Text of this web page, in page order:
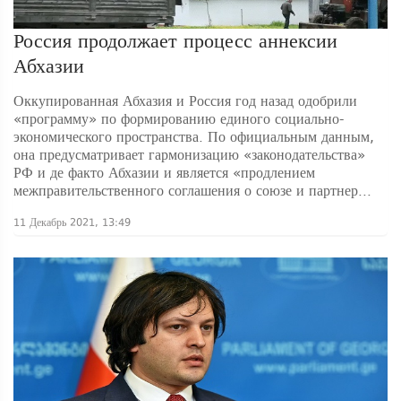
Россия продолжает процесс аннексии
Абхазии
Оккупированная Абхазия и Россия год назад одобрили
«программу» по формированию единого социально-
экономического пространства. По официальным данным,
она предусматривает гармонизацию «законодательства»
РФ и де факто Абхазии и является «продлением
межправительственного соглашения о союзе и партнер...
11 Декабрь 2021, 13:49